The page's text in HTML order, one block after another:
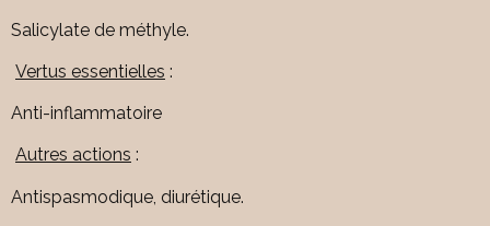
Salicylate de méthyle.
Vertus essentielles :
Anti-inflammatoire
Autres actions :
Antispasmodique, diurétique.